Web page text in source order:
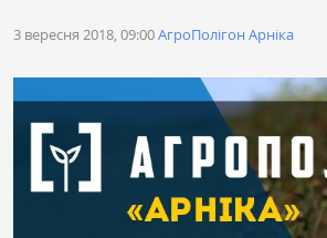
3 вересня 2018, 09:00АгроПолігон Арніка